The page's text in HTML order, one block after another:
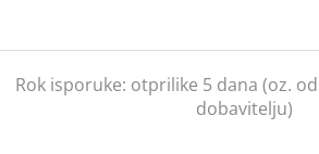
Rok isporuke: otprilike 5 dana (oz.
dobavitelju)